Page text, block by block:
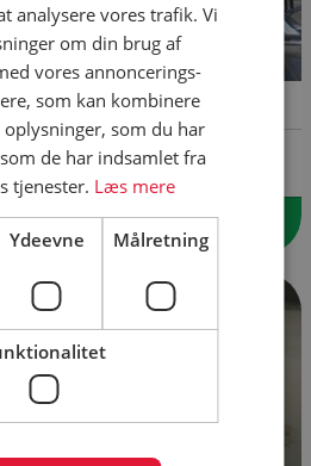
Besøg
analysere vores trafik. Vi
om din brug af
vores annoncerings-
som kan kombinere
som du har
de har indsamlet fra
tjenester. Læs mere
Ydeevne Målretning